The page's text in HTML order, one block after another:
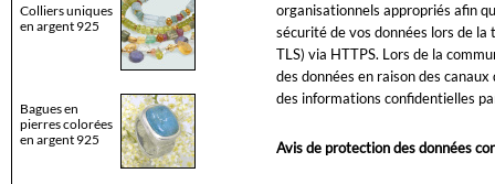
Colliers uniques
en argent 925
Bagues en
pierres colorées
en argent 925
organisationnels appropriés afin
sécurité de vos données lors de
TLS) via HTTPS. Lors de la
des données en raison des
des informations confidentielles
Avis de protection des données